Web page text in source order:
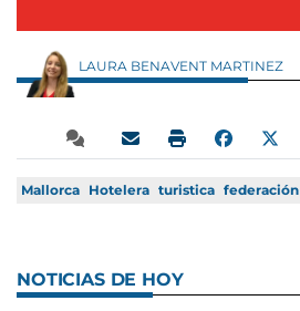
LAURA BENAVENT MARTINEZ
Mallorca Hotelera turistica federación
NOTICIAS DE HOY